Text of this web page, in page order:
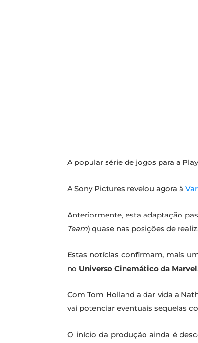
A popular série de jogos para a
A Sony Pictures revelou agora à
Anteriormente, esta adaptação
Team) quase nas posições de
Estas notícias confirmam, mais
no Universo Cinemático da Marvel.
Com Tom Holland a dar vida a
vai potenciar eventuais sequelas
O início da produção ainda é